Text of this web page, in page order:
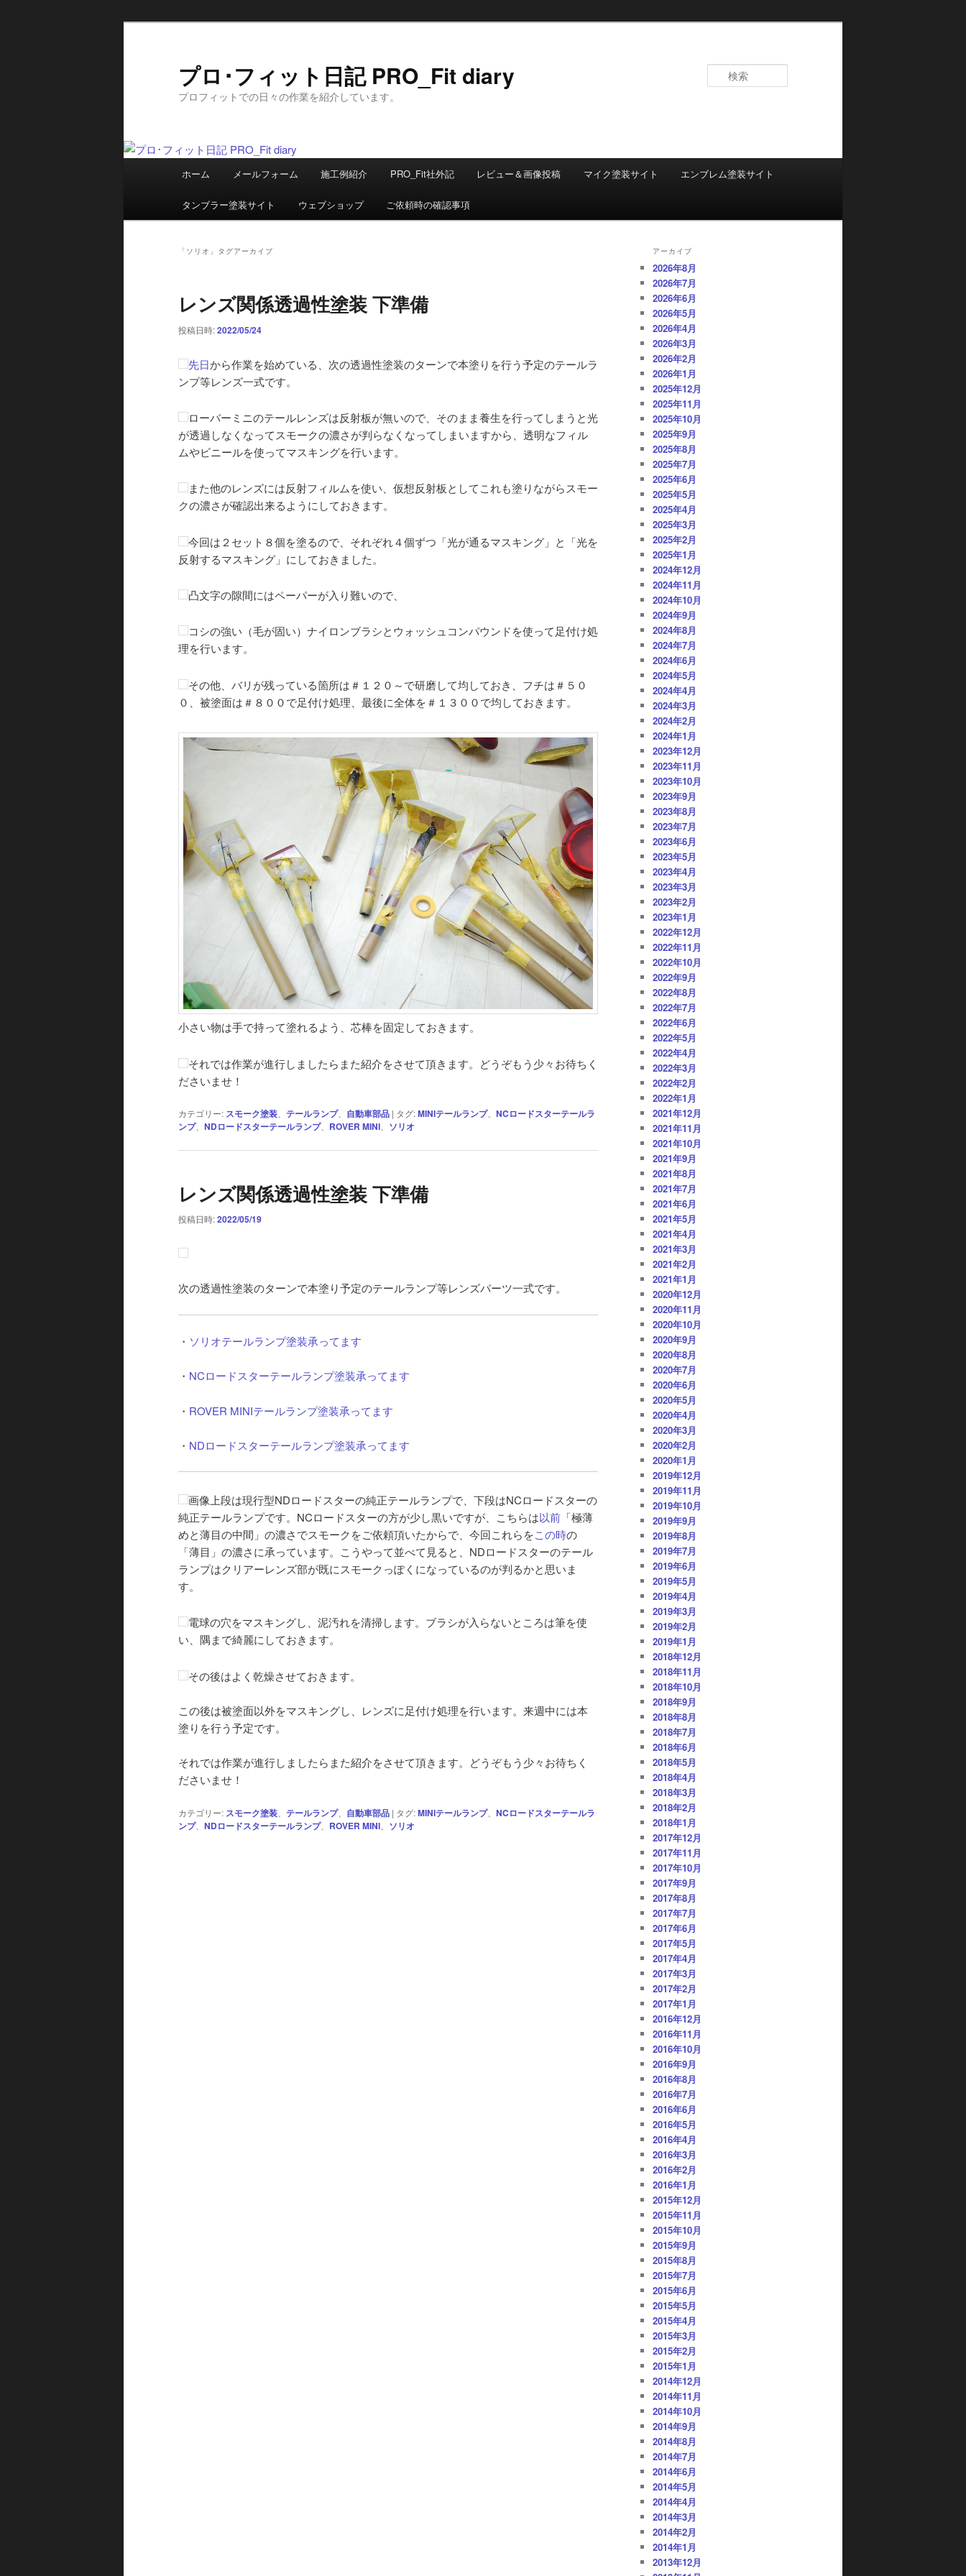
プロ･フィット日記 PRO_Fit diary
プロフィットでの日々の作業を紹介しています。
メ
ホーム メールフォーム 施工例紹介 PRO_Fit社外記 レビュー＆画像投稿 マイク塗装サイト エンブレム塗装サイト
タンブラー塗装サイト ウェブショップ ご依頼時の確認事項
「 ソリオ 」タグアーカイブ
レンズ関係透過性塗装 下準備
投稿日時:2022/05/24
先日から作業を始めている、次の透過性塗装のターンで本塗りを行う予定のテールラ
ンプ等レンズ一式です。
ローバーミニのテールレンズは反射板が無いので、そのまま養生を行ってしまうと光
が透過しなくなってスモークの濃さが判らなくなってしまいますから、透明なフィル
ムやビニールを使ってマスキングを行います。
また他のレンズには反射フィルムを使い、仮想反射板としてこれも塗りながらスモー
クの濃さが確認出来るようにしておきます。
今回は２セット８個を塗るので、それぞれ４個ずつ「光が通るマスキング」と「光を
反射するマスキング」にしておきました。
凸文字の隙間にはペーパーが入り難いので、
コシの強い（毛が固い）ナイロンブラシとウォッシュコンパウンドを使って足付け処
理を行います。
その他、バリが残っている箇所は＃１２０～で研磨して均しておき、フチは＃５０
０、被塗面は＃８００で足付け処理、最後に全体を＃１３００で均しておきます。
小さい物は手で持って塗れるよう、芯棒を固定しておきます。
それでは作業が進行しましたらまた紹介をさせて頂きます。どうぞもう少々お待ちく
ださいませ！
カテゴリー: スモーク塗装 テールランプ、 自動車部品 | タグ:MINIテールランプ、 NCロードスターテールラ
ンプ、 NDロードスターテールランプ、 ROVER MINI ソリオ
レンズ関係透過性塗装 下準備
投稿日時:2022/05/19
次の透過性塗装のターンで本塗り予定のテールランプ等レンズパーツ一式です。
・ ソリオテールランプ塗装承ってます
・ NCロードスターテールランプ塗装承ってます
・ ROVER MINIテールランプ塗装承ってます
・ NDロードスターテールランプ塗装承ってます
画像上段は現行型NDロードスターの純正テールランプで、下段はNCロードスターの
純正テールランプです。NCロードスターの方が少し黒いですが、こちらは以前 「極薄
めと薄目の中間」の濃さでスモークをご依頼頂いたからで、今回これらをこの時の
「薄目」の濃さに承っています。こうやって並べて見ると、NDロードスターのテール
ランプはクリアーレンズ部が既にスモークっぽくになっているのが判るかと思いま
す。
電球の穴をマスキングし、泥汚れを清掃します。ブラシが入らないところは筆を使
い、隅まで綺麗にしておきます。
その後はよく乾燥させておきます。
この後は被塗面以外をマスキングし、レンズに足付け処理を行います。来週中には本
塗りを行う予定です。
それでは作業が進行しましたらまた紹介をさせて頂きます。どうぞもう少々お待ちく
ださいませ！
カテゴリー: スモーク塗装 テールランプ、 自動車部品 | タグ:MINIテールランプ、 NCロードスターテールラ
ンプ、 NDロードスターテールランプ、 ROVER MINI ソリオ
アーカイブ
2026年8月
2026年7月
2026年6月
2026年5月
2026年4月
2026年3月
2026年2月
2026年1月
2025年12月
2025年11月
2025年10月
2025年9月
2025年8月
2025年7月
2025年6月
2025年5月
2025年4月
2025年3月
2025年2月
2025年1月
2024年12月
2024年11月
2024年10月
2024年9月
2024年8月
2024年7月
2024年6月
2024年5月
2024年4月
2024年3月
2024年2月
2024年1月
2023年12月
2023年11月
2023年10月
2023年9月
2023年8月
2023年7月
2023年6月
2023年5月
2023年4月
2023年3月
2023年2月
2023年1月
2022年12月
2022年11月
2022年10月
2022年9月
2022年8月
2022年7月
2022年6月
2022年5月
2022年4月
2022年3月
2022年2月
2022年1月
2021年12月
2021年11月
2021年10月
2021年9月
2021年8月
2021年7月
2021年6月
2021年5月
2021年4月
2021年3月
2021年2月
2021年1月
2020年12月
2020年11月
2020年10月
2020年9月
2020年8月
2020年7月
2020年6月
2020年5月
2020年4月
2020年3月
2020年2月
2020年1月
2019年12月
2019年11月
2019年10月
2019年9月
2019年8月
2019年7月
2019年6月
2019年5月
2019年4月
2019年3月
2019年2月
2019年1月
2018年12月
2018年11月
2018年10月
2018年9月
2018年8月
2018年7月
2018年6月
2018年5月
2018年4月
2018年3月
2018年2月
2018年1月
2017年12月
2017年11月
2017年10月
2017年9月
2017年8月
2017年7月
2017年6月
2017年5月
2017年4月
2017年3月
2017年2月
2017年1月
2016年12月
2016年11月
2016年10月
2016年9月
2016年8月
2016年7月
2016年6月
2016年5月
2016年4月
2016年3月
2016年2月
2016年1月
2015年12月
2015年11月
2015年10月
2015年9月
2015年8月
2015年7月
2015年6月
2015年5月
2015年4月
2015年3月
2015年2月
2015年1月
2014年12月
2014年11月
2014年10月
2014年9月
2014年8月
2014年7月
2014年6月
2014年5月
2014年4月
2014年3月
2014年2月
2014年1月
2013年12月